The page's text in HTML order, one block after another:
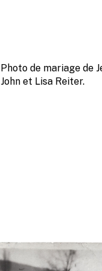
Photo de mariage de
John et Lisa Reiter.